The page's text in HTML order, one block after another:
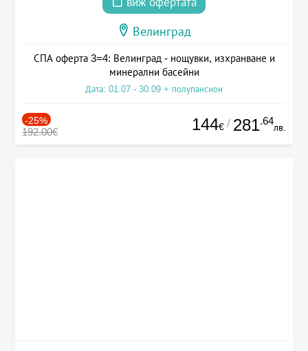
Велинград
СПА оферта 3=4: Велинград - нощувки, изхранване и
минерални басейни
Дата: 01.07 - 30.09 + полупансион
-25%
192.00€ 144€ / 281.64
лв.